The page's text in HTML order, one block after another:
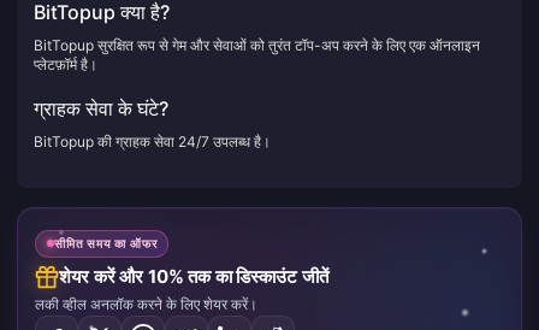
BitTopup क्या है?
BitTopup सुरक्षित रूप से गेम और सेवाओं को तुरंत टॉप-अप करने के लिए एक ऑनलाइन
प्लेटफ़ॉर्म है।
ग्राहक सेवा के घंटे?
BitTopup की ग्राहक सेवा 24/7 उपलब्ध है।
सीमित समय का ऑफर
शेयर करें और 10% तक का डिस्काउंट जीतें
लकी व्हील अनलॉक करने के लिए शेयर करें।